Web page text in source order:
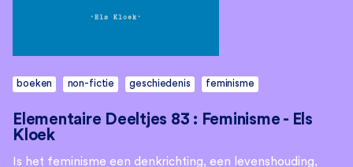
boeken non-fictie geschiedenis feminisme
Elementaire Deeltjes 83 : Feminisme - Els
Kloek
Is het feminisme een denkrichting, een levenshouding,